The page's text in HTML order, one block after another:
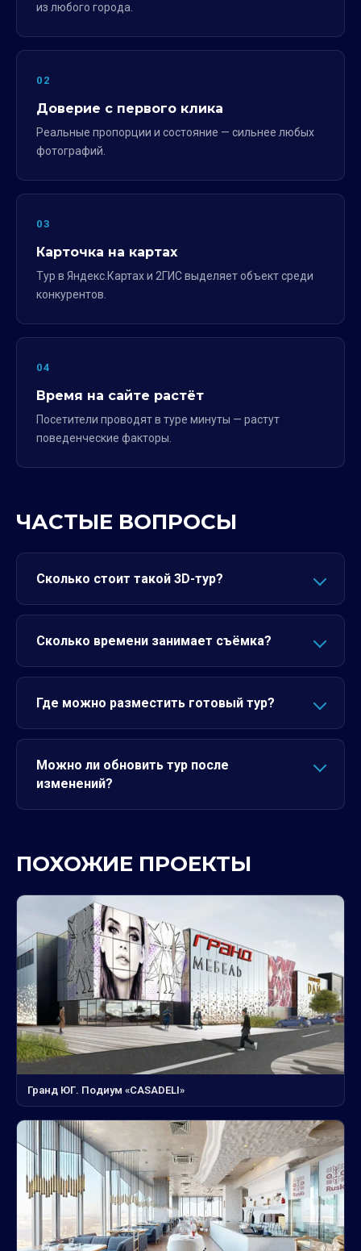
из любого города.
02
Доверие с первого клика
Реальные пропорции и состояние — сильнее любых
фотографий.
03
Карточка на картах
Тур в Яндекс.Картах и 2ГИС выделяет объект среди
конкурентов.
04
Время на сайте растёт
Посетители проводят в туре минуты — растут
поведенческие факторы.
ЧАСТЫЕ ВОПРОСЫ
Сколько стоит такой 3D-тур?
Сколько времени занимает съёмка?
Где можно разместить готовый тур?
Можно ли обновить тур после
изменений?
ПОХОЖИЕ ПРОЕКТЫ
Гранд ЮГ. Подиум «CASADELI»